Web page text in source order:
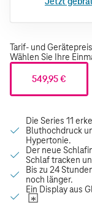
Tarif- und Gerätepreis
Wählen Sie Ihre
549,95 €